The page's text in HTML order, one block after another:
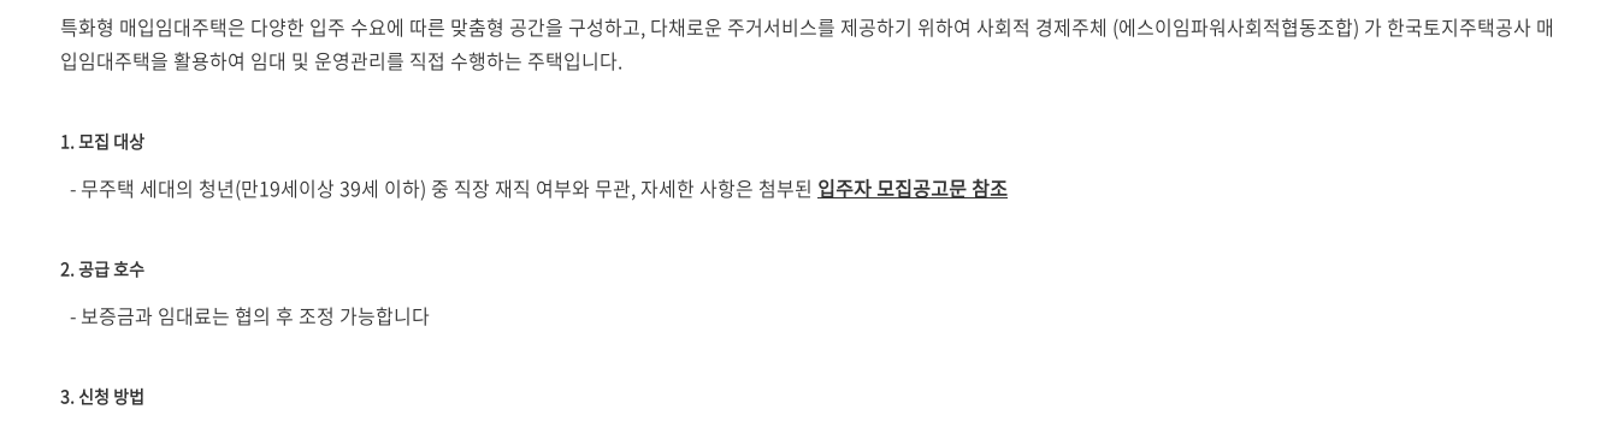
특화형 매입임대주택은 다양한 입주 수요에 따른 맞춤형 공간을 구성하고, 다채로운 주거서비스를 제공하기 위하여 사회적 경제주체 (에스이임파워사회적협동조합) 가 한국토지주택공사 매
입임대주택을 활용하여 임대 및 운영관리를 직접 수행하는 주택입니다.
1. 모집 대상
- 무주택 세대의 청년(만19세이상 39세 이하) 중 직장 재직 여부와 무관, 자세한 사항은 첨부된 입주자 모집공고문 참조
2. 공급 호수
- 보증금과 임대료는 협의 후 조정 가능합니다
3. 신청 방법